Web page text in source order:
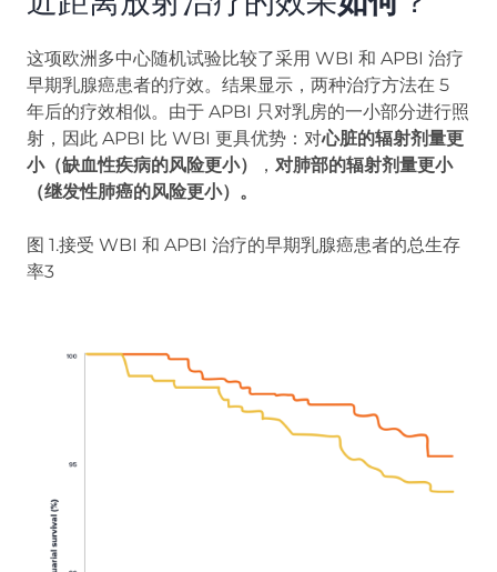
这项欧洲多中心随机试验比较了采用 WBI 和 APBI 治疗
早期乳腺癌患者的疗效。结果显示，两种治疗方法在 5
年后的疗效相似。由于 APBI 只对乳房的一小部分进行照
射，因此 APBI 比 WBI 更具优势：对心脏的辐射剂量更
小（缺血性疾病的风险更小）
， 对肺部的辐射剂量更小
（继发性肺癌的风险更小）。
图 1.接受 WBI 和 APBI 治疗的早期乳腺癌患者的总生存
率3